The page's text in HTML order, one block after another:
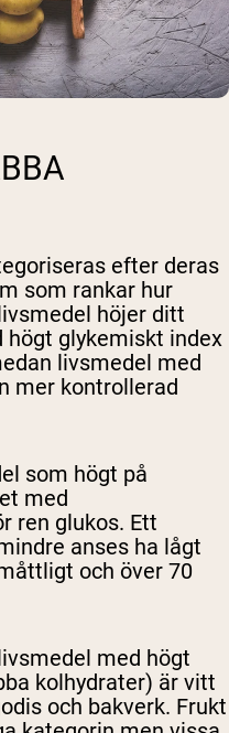
efter deras
som rankar hur
höjer ditt
högt glykemiskt index
livsmedel med
mer kontrollerad
som högt på
med
ren glukos. Ett
anses ha lågt
och över 70
med högt
kolhydrater) är vitt
och bakverk. Frukt